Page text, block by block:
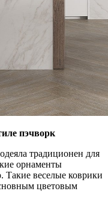
пэчворк
традиционен для
орнаменты
Такие веселые коврики
цветовым